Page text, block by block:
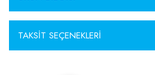
TAKSIT SEÇENEKLERI